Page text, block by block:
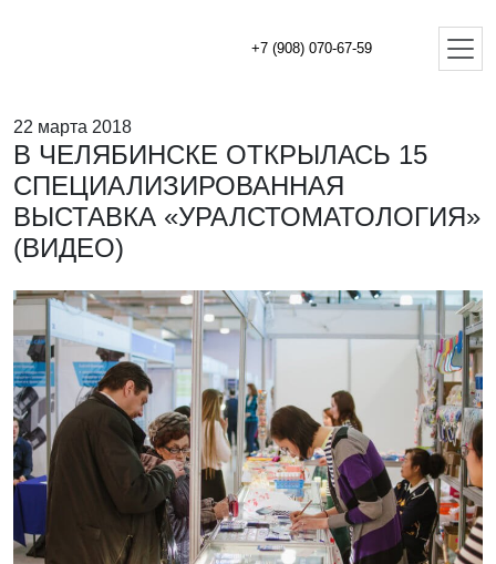
+7 (908) 070-67-59
22 марта 2018
В ЧЕЛЯБИНСКЕ ОТКРЫЛАСЬ 15
СПЕЦИАЛИЗИРОВАННАЯ
ВЫСТАВКА «УРАЛСТОМАТОЛОГИЯ»
(ВИДЕО)